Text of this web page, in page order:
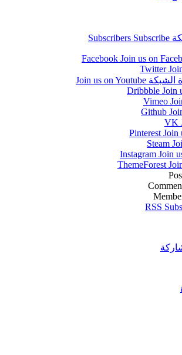
Subscribers Subscribe
Join us on
Twitter
الشبكة Join us on Youtube
Dribbble Join
Vimeo
Github
VK
Pinterest Join
Steam
Instagram Join
ThemeForest
RSS